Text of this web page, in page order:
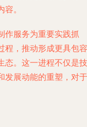
。
作服务为重要实践抓
程，推动形成更具包容
态。这一进程不仅是技
发展动能的重塑，对于